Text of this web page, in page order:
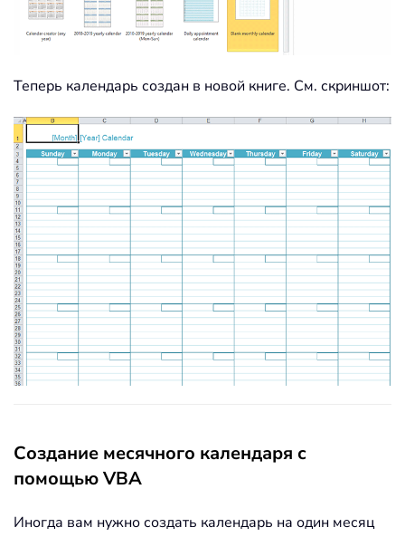
Теперь календарь создан в новой книге. См. скриншот:
Создание месячного календаря с
помощью VBA
Иногда вам нужно создать календарь на один месяц